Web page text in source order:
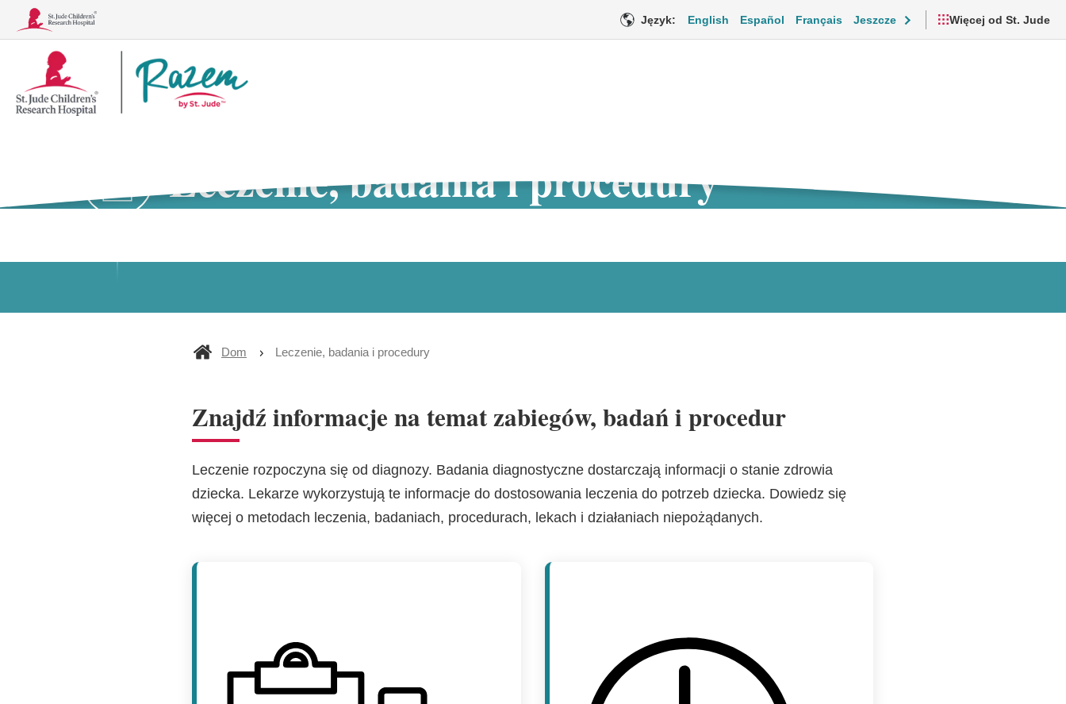
Język: English Español Français Jeszcze Więcej od St. Jude
Leczenie, badania i procedury
Dom Leczenie, badania i proceduryBieżąca
Znajdź informacje na temat zabiegów, badań i procedur
Leczenie rozpoczyna się od diagnozy. Badania diagnostyczne dostarczają informacji o stanie zdrowia
dziecka. Lekarze wykorzystują te informacje do dostosowania leczenia do potrzeb dziecka. Dowiedz się
więcej o metodach leczenia, badaniach, procedurach, lekach i działaniach niepożądanych.